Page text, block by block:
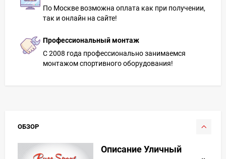
По Москве возможна оплата как при получении,
так и онлайн на сайте!
Профессиональный монтаж
С 2008 года профессионально занимаемся
монтажом спортивного оборудования!
ОБЗОР
Описание Уличный